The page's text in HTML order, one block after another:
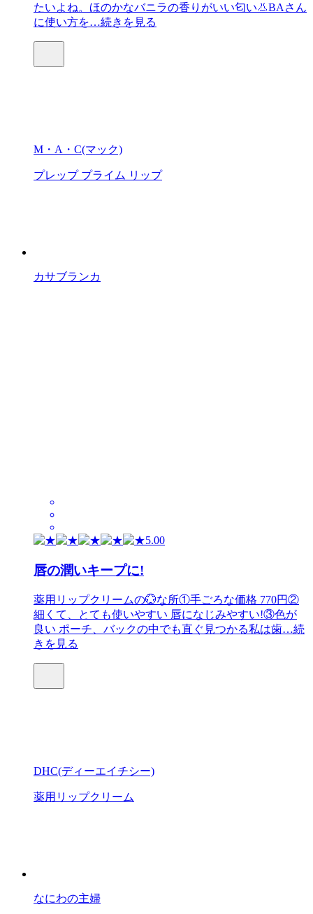
たいよね。ほのかなバニラの香りがいい匂い👃BAさん
に使い方を…続きを見る
M・A・C(マック)
プレップ プライム リップ
カサブランカ
5.00
唇の潤いキープに!
薬用リップクリームの💮な所①手ごろな価格 770円②
細くて、とても使いやすい 唇になじみやすい!③色が
良い ポーチ、バックの中でも直ぐ見つかる私は歯…続
きを見る
DHC(ディーエイチシー)
薬用リップクリーム
なにわの主婦